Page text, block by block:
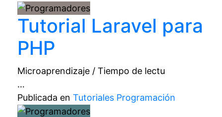
Tutorial Laravel para
PHP
Microaprendizaje / Tiempo de lectu
…
Publicada en Tutoriales Programación